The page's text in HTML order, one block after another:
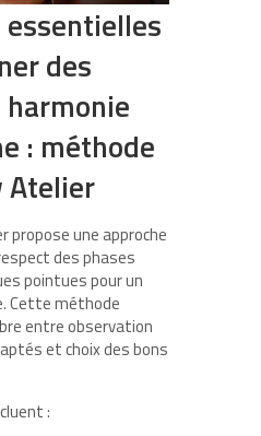
essentielles
des
: méthode
Atelier
propose une approche
des phases
pointues pour un
Cette méthode
entre observation
et choix des bons
: